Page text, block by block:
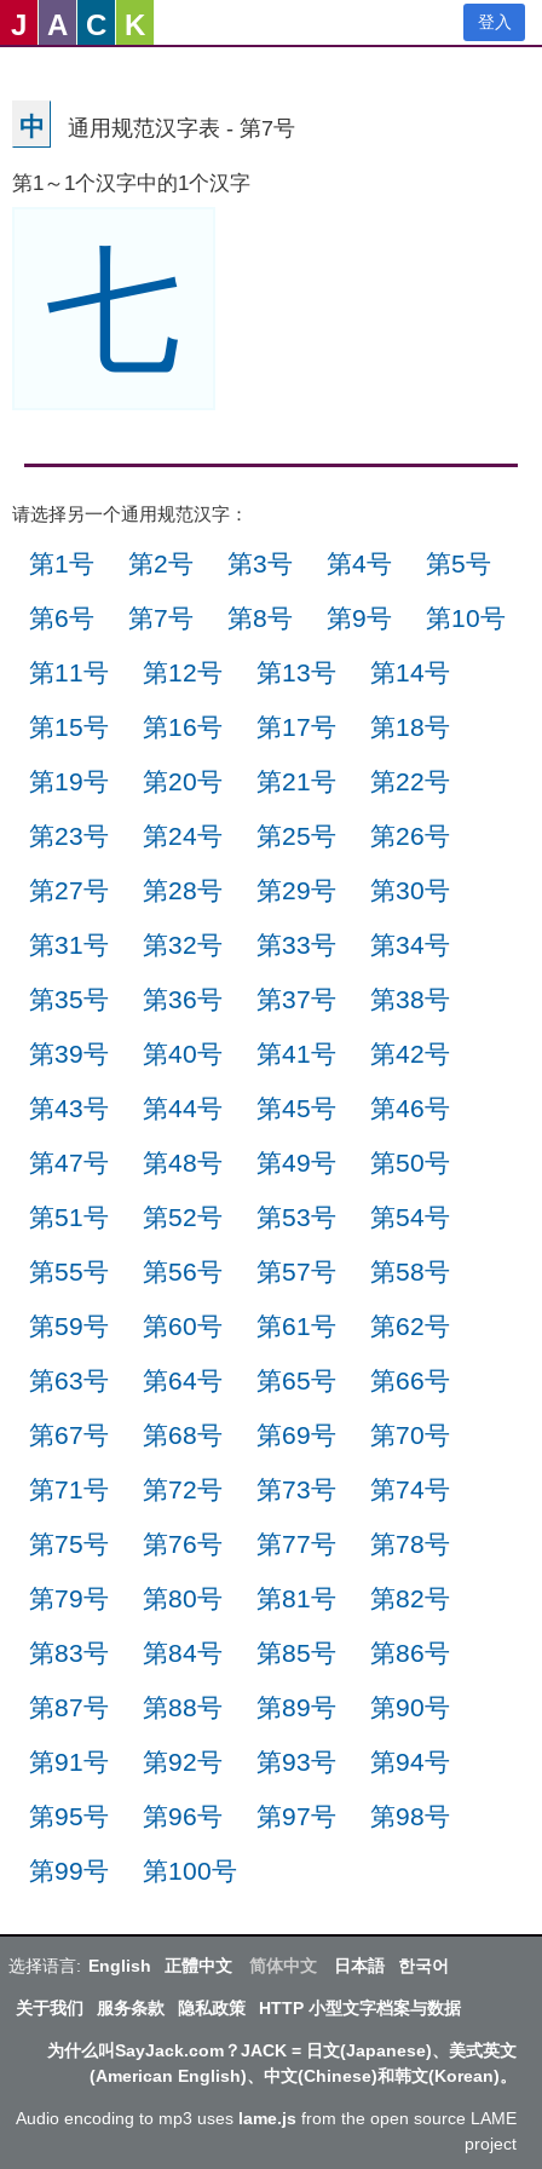
J A C K 登入
中 通用规范汉字表 - 第7号
第1～1个汉字中的1个汉字
七
请选择另一个通用规范汉字：
第1号 第2号 第3号 第4号
第5号
第6号
第7号 第8号 第9号
第10号
第11号
第12号 第13号
第14号
第15号
第16号 第17号
第18号
第19号
第20号 第21号
第22号
第23号
第24号 第25号
第26号
第27号
第28号 第29号
第30号
第31号
第32号 第33号
第34号
第35号
第36号 第37号
第38号
第39号
第40号 第41号
第42号
第43号
第44号 第45号
第46号
第47号
第48号 第49号
第50号
第51号
第52号 第53号
第54号
第55号
第56号 第57号
第58号
第59号
第60号 第61号
第62号
第63号
第64号 第65号
第66号
第67号
第68号 第69号
第70号
第71号
第72号 第73号
第74号
第75号
第76号 第77号
第78号
第79号
第80号 第81号
第82号
第83号
第84号 第85号
第86号
第87号
第88号 第89号
第90号
第91号
第92号 第93号
第94号
第95号
第96号 第97号
第98号
第99号
第100号
选择语言: English 正體中文 简体中文 日本語 한국어
关于我们 服务条款 隐私政策 HTTP 小型文字档案与数据
为什么叫SayJack.com？JACK = 日文(Japanese)、美式英文
(American English)、中文(Chinese)和韩文(Korean)。
Audio encoding to mp3 uses lame.js from the open source LAME
project